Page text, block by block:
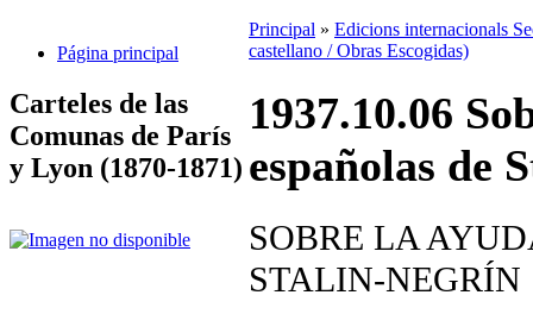
Página principal
Carteles de las
Comunas de París
y Lyon (1870-1871)
Principal » Edicions internacionals
castellano / Obras Escogidas)
1937.10.06
españolas de
SOBRE LA
STALIN-NEGRÍN